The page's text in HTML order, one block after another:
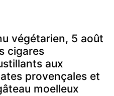
végétarien, 5 août
cigares
aux
provençales et
moelleux